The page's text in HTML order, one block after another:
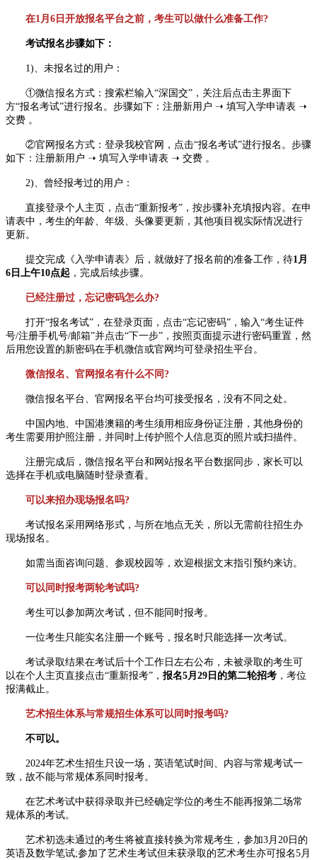
在1月6日开放报名平台之前，考生可以做什么准备工作?
考试报名步骤如下：
1)、未报名过的用户：
①微信报名方式：搜索栏输入“深国交”，关注后点击主界面下
方“报名考试”进行报名。步骤如下：注册新用户 ➝ 填写入学申请表 ➝
交费 。
②官网报名方式：登录我校官网，点击“报名考试”进行报名。步骤
如下：注册新用户 ➝ 填写入学申请表 ➝ 交费 。
2)、曾经报考过的用户：
直接登录个人主页，点击“重新报考”，按步骤补充填报内容。在申
请表中，考生的年龄、年级、头像要更新，其他项目视实际情况进行
更新。
提交完成《入学申请表》后，就做好了报名前的准备工作，待1月
6日上午10点起 ，完成后续步骤。
已经注册过，忘记密码怎么办?
打开“报名考试”，在登录页面，点击“忘记密码”，输入“考生证件
号/注册手机号/邮箱”并点击“下一步”，按照页面提示进行密码重置，然
后用您设置的新密码在手机微信或官网均可登录招生平台。
微信报名、官网报名有什么不同?
微信报名平台、官网报名平台均可接受报名，没有不同之处。
中国内地、中国港澳籍的考生须用相应身份证注册，其他身份的
考生需要用护照注册，并同时上传护照个人信息页的照片或扫描件。
注册完成后，微信报名平台和网站报名平台数据同步，家长可以
选择在手机或电脑随时登录查看。
可以来招办现场报名吗?
考试报名采用网络形式，与所在地点无关，所以无需前往招生办
现场报名。
如需当面咨询问题、参观校园等，欢迎根据文末指引预约来访。
可以同时报考两轮考试吗?
考生可以参加两次考试，但不能同时报考。
一位考生只能实名注册一个账号，报名时只能选择一次考试。
考试录取结果在考试后十个工作日左右公布，未被录取的考生可
以在个人主页直接点击“重新报考”， 报名5月29日的第二轮招考 ，考位
报满截止。
艺术招生体系与常规招生体系可以同时报考吗?
不可以。
2024年艺术生招生只设一场，英语笔试时间、内容与常规考试一
致，故不能与常规体系同时报考。
在艺术考试中获得录取并已经确定学位的考生不能再报第二场常
规体系的考试。
艺术初选未通过的考生将被直接转换为常规考生，参加3月20日的
英语及数学笔试;参加了艺术生考试但未获录取的艺术考生亦可报名5月